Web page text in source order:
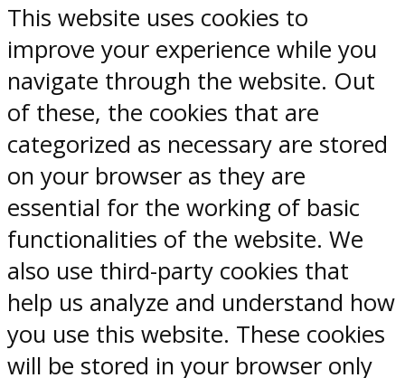
This website uses cookies to
improve your experience while you
navigate through the website. Out
of these, the cookies that are
categorized as necessary are stored
on your browser as they are
essential for the working of basic
functionalities of the website. We
also use third-party cookies that
help us analyze and understand how
you use this website. These cookies
will be stored in your browser only